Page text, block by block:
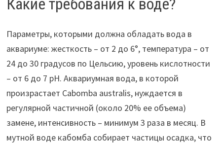
Какие требования к воде?
Параметры, которыми должна обладать вода в
аквариуме: жесткость – от 2 до 6°, температура – от
24 до 30 градусов по Цельсию, уровень кислотности
– от 6 до 7 pH. Аквариумная вода, в которой
произрастает Cabomba australis, нуждается в
регулярной частичной (около 20% ее объема)
замене, интенсивность – минимум 3 раза в месяц. В
мутной воде кабомба собирает частицы осадка, что